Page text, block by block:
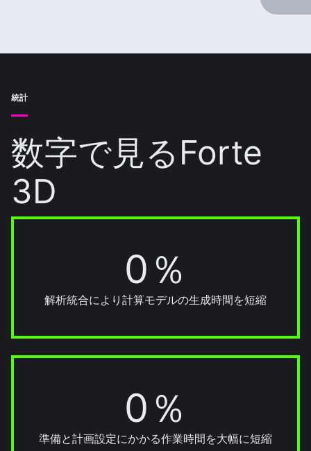
統計
数字で見るForte
3D
0％
解析統合により計算モデルの生成時間を短縮
0％
準備と計画設定にかかる作業時間を大幅に短縮